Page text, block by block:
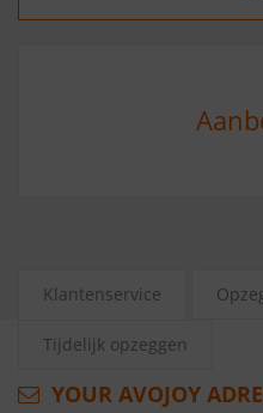
Klantenservice
Tijdelijk opzeggen
YOUR AVOJOY